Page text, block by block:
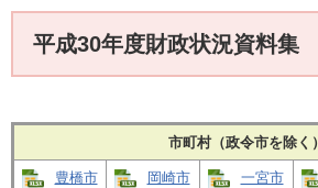
平成30年度財政状況資料集
市町村（政令市を除く）
豊橋市 岡崎市 一宮市